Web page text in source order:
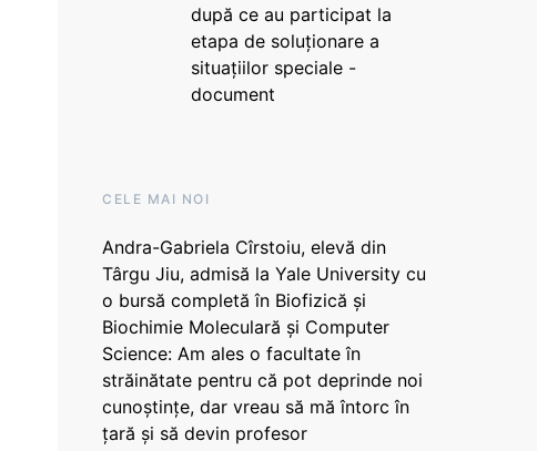
după ce au participat la
etapa de soluționare a
situațiilor speciale -
document
CELE MAI NOI
Andra-Gabriela Cîrstoiu, elevă din
Târgu Jiu, admisă la Yale University cu
o bursă completă în Biofizică și
Biochimie Moleculară și Computer
Science: Am ales o facultate în
străinătate pentru că pot deprinde noi
cunoștințe, dar vreau să mă întorc în
țară și să devin profesor